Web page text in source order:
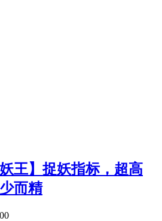
王】捉妖指标，超高
而精